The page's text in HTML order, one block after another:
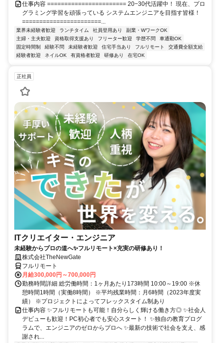
仕事内容 ======================= 20−30代活躍中！ 現在、プロ
グラミング学習を頑張っている システムエンジニアを目指す皆様！
=======================...
業界未経験者歓迎 ランチタイム 社員登用あり
副業・WワークOK
主婦・主夫歓迎
資格取得支援あり フリーター歓迎 学歴不問
車通勤OK
固定時間制
経験不問 未経験者歓迎 住宅手当あり フルリモート
交通費全額支給
経験者歓迎
ネイルOK 有資格者歓迎 研修あり 在宅OK
正社員
ITクリエイター・エンジニア
未経験からプロの道へ✨フルリモート×充実の研修あり！
株式会社TheNewGate
フルリモート
月給300,000円～700,000円
勤務時間詳細 総労働時間：1ヶ月あたり173時間 10:00～19:00 ※休
憩時間1時間（実働8時間） ※平均残業時間：月6時間（2023年度実
績） ※プロジェクトによってフレックスタイム制あり
仕事内容 ✨フルリモートも可能！自分らしく輝ける働き方◎ ✨社会人
デビューも歓迎！PC初心者でも安心スタート！ ✨独自の教育プログ
ラムで、エンジニアのゼロからプロへ ✨最新の技術で社会を支え、感
謝され...